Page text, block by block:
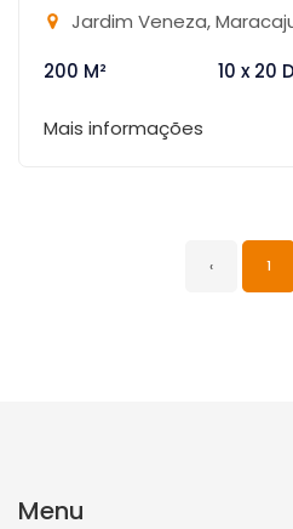
Jardim Veneza,
200 M²
10 x 20
Mais informações
‹ 1
Menu